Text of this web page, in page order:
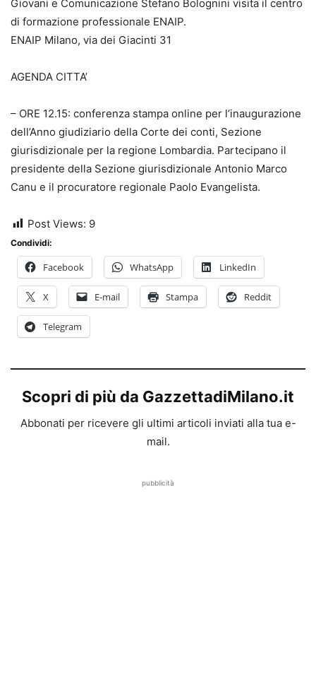
Giovani e Comunicazione Stefano Bolognini visita il centro
di formazione professionale ENAIP.
ENAIP Milano, via dei Giacinti 31
AGENDA CITTA’
– ORE 12.15: conferenza stampa online per l’inaugurazione
dell’Anno giudiziario della Corte dei conti, Sezione
giurisdizionale per la regione Lombardia. Partecipano il
presidente della Sezione giurisdizionale Antonio Marco
Canu e il procuratore regionale Paolo Evangelista.
Post Views: 9
Condividi:
Facebook WhatsApp LinkedIn
X E-mail Stampa Reddit
Telegram
Scopri di più da GazzettadiMilano.it
Abbonati per ricevere gli ultimi articoli inviati alla tua e-
mail.
pubblicità